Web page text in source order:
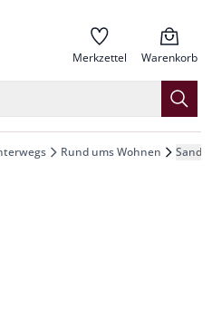
Merkzettel Warenkorb
Rund ums Wohnen